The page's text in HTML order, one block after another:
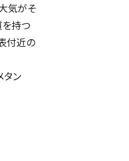
気がそ
を持つ
付近の
タン